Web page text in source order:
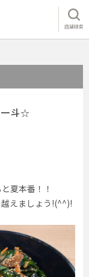
店舗検索
一斗☆
夏本番！！
えましょう!(^^)!